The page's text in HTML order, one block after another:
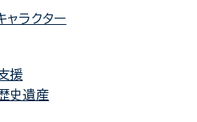
ャラクター
援
史遺産